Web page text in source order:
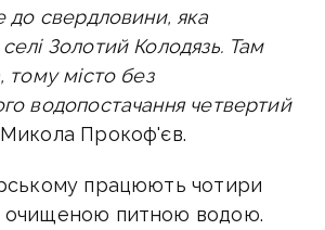
до свердловини, яка
Золотий Колодязь. Там
тому місто без
водопостачання четвертий
Прокоф'єв.
працюють чотири
очищеною питною водою.